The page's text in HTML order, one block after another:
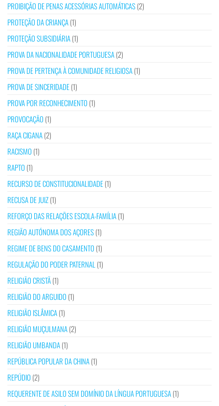
PROIBIÇÃO DE PENAS ACESSÓRIAS AUTOMÁTICAS(2)
PROTEÇÃO DA CRIANÇA(1)
PROTEÇÃO SUBSIDIÁRIA(1)
PROVA DA NACIONALIDADE PORTUGUESA(2)
PROVA DE PERTENÇA À COMUNIDADE RELIGIOSA(1)
PROVA DE SINCERIDADE(1)
PROVA POR RECONHECIMENTO (1)
PROVOCAÇÃO (1)
RAÇA CIGANA(2)
RACISMO (1)
RAPTO (1)
RECURSO DE CONSTITUCIONALIDADE(1)
RECUSA DE JUIZ(1)
REFORÇO DAS RELAÇÕES ESCOLA-FAMÍLIA(1)
REGIÃO AUTÓNOMA DOS AÇORES(1)
REGIME DE BENS DO CASAMENTO (1)
REGULAÇÃO DO PODER PATERNAL (1)
RELIGIÃO CRISTÃ(1)
RELIGIÃO DO ARGUIDO (1)
RELIGIÃO ISLÂMICA(1)
RELIGIÃO MUÇULMANA(2)
RELIGIÃO UMBANDA(1)
REPÚBLICA POPULAR DA CHINA(1)
REPÚDIO (2)
REQUERENTE DE ASILO SEM DOMÍNIO DA LÍNGUA PORTUGUESA(1)